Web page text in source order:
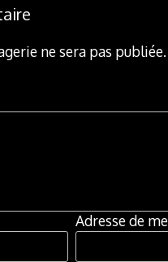
ne sera pas publiée.
Adresse de